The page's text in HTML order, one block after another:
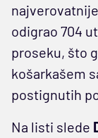
odigrao 704
proseku, što
košarkašem
postignutih
Na listi slede